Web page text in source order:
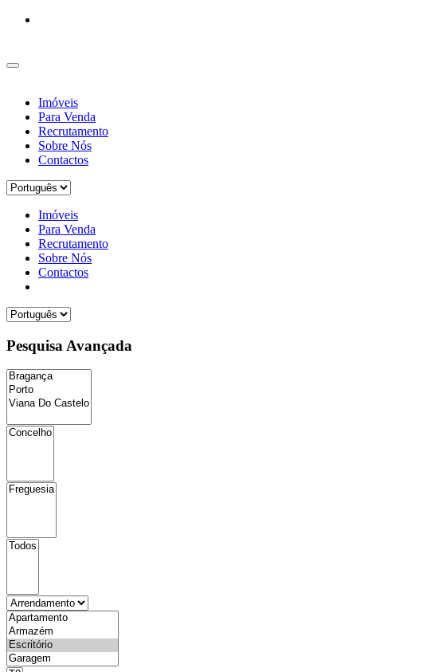
Imóveis
Para Venda
Recrutamento
Sobre Nós
Contactos
Imóveis
Para Venda
Recrutamento
Sobre Nós
Contactos
Pesquisa Avançada